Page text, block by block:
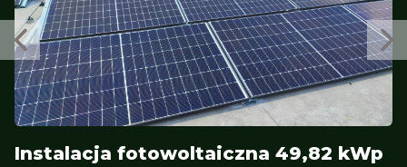
Instalacja fotowoltaiczna 49,82 kWp